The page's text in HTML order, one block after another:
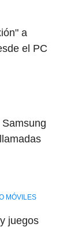
a
el PC
MÓVILES
juegos